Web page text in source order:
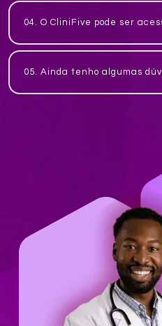
04. O CliniFive pode ser
05. Ainda tenho algumas